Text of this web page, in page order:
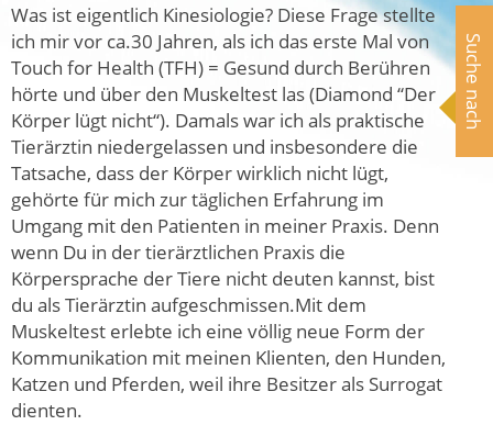
Suche nach
Was ist eigentlich Kinesiologie? Diese Frage stellte
ich mir vor ca.30 Jahren, als ich das erste Mal von
Touch for Health (TFH) = Gesund durch Berühren
hörte und über den Muskeltest las (Diamond “Der
Körper lügt nicht“). Damals war ich als praktische
Tierärztin niedergelassen und insbesondere die
Tatsache, dass der Körper wirklich nicht lügt,
gehörte für mich zur täglichen Erfahrung im
Umgang mit den Patienten in meiner Praxis. Denn
wenn Du in der tierärztlichen Praxis die
Körpersprache der Tiere nicht deuten kannst, bist
du als Tierärztin aufgeschmissen.Mit dem
Muskeltest erlebte ich eine völlig neue Form der
Kommunikation mit meinen Klienten, den Hunden,
Katzen und Pferden, weil ihre Besitzer als Surrogat
dienten.